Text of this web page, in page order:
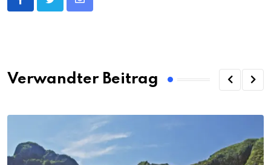
Share
Verwandter Beitrag